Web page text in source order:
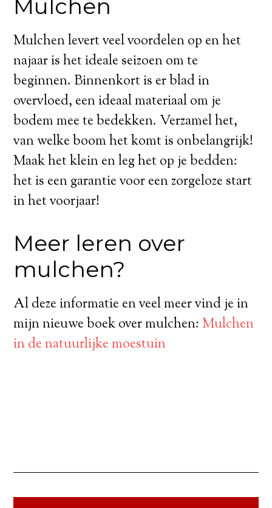
Mulchen
Mulchen levert veel voordelen op en het
najaar is het ideale seizoen om te
beginnen. Binnenkort is er blad in
overvloed, een ideaal materiaal om je
bodem mee te bedekken. Verzamel het,
van welke boom het komt is onbelangrijk!
Maak het klein en leg het op je bedden:
het is een garantie voor een zorgeloze start
in het voorjaar!
Meer leren over
mulchen?
Al deze informatie en veel meer vind je in
mijn nieuwe boek over mulchen:Mulchen
in de natuurlijke moestuin